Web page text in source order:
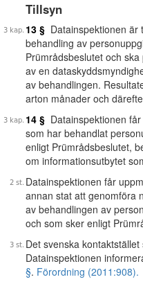
Tillsyn
13 § Datainspektionen är
behandling av
Prümrådsbeslutet och
av en
av behandlingen.
arton månader och
14 § Datainspektionen
som har behandlat
enligt Prümrådsbeslutet,
om informationsutbytet
Datainspektionen får
annan stat att genomföra
av behandlingen av
och som sker enligt
Det svenska
Datainspektionen
§. Förordning (2011:908).